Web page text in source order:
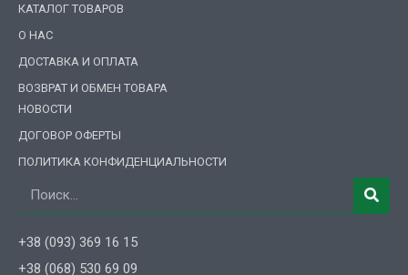
КАТАЛОГ ТОВАРОВ
О НАС
ДОСТАВКА И ОПЛАТА
ВОЗВРАТ И ОБМЕН ТОВАРА
НОВОСТИ
ДОГОВОР ОФЕРТЫ
ПОЛИТИКА КОНФИДЕНЦИАЛЬНОСТИ
Поиск
+38 (093) 369 16 15
+38 (068) 530 69 09